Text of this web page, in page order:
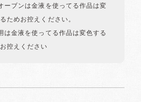
ーブンは金液を使ってる作品は変
ためお控えください。
は金液を使ってる作品は変色する
控えください